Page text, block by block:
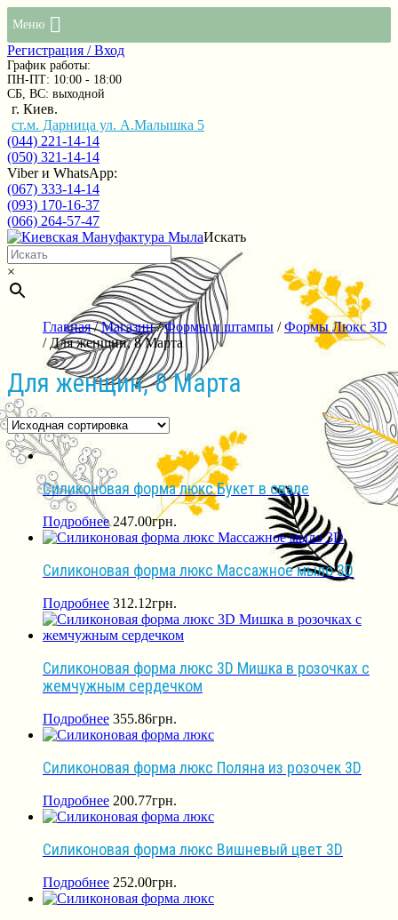
Меню
Регистрация / Вход
График работы:
ПН-ПТ: 10:00 - 18:00
СБ, ВС: выходной
г. Киев.
ст.м. Дарница ул. А.Малышка 5
(044) 221-14-14
(050) 321-14-14
Viber и WhatsApp:
(067) 333-14-14
(093) 170-16-37
(066) 264-57-47
Искать
×
Главная/Магазин/Формы и штампы /Формы Люкс 3D
/ Для женщин, 8 Марта
Для женщин, 8 Марта
Силиконовая форма люкс Букет в овале
Подробнее 247.00грн.
Силиконовая форма люкс Массажное мыло 3D
Подробнее 312.12грн.
Силиконовая форма люкс 3D Мишка в розочках с
жемчужным сердечком
Подробнее 355.86грн.
Силиконовая форма люкс Поляна из розочек 3D
Подробнее 200.77грн.
Силиконовая форма люкс Вишневый цвет 3D
Подробнее 252.00грн.